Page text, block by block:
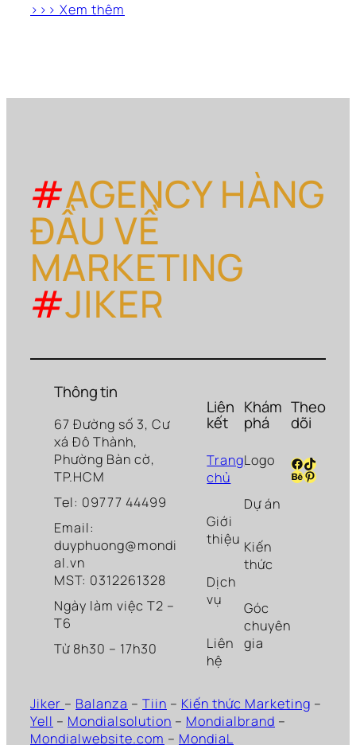
>>> Xem thêm
#AGENCY HÀNG
ĐẦU VỀ
MARKETING
#JIKER
Thông tin
67 Đường số 3, Cư
xá Đô Thành,
Phường Bàn cờ,
TP.HCM
Tel: 09777 44499
Email:
duyphuong@mondi
al.vn
MST: 0312261328
Ngày làm việc T2 –
T6
Từ 8h30 – 17h30
Liên
kết
Trang
chủ
Giới
thiệu
Dịch
vụ
Liên
hệ
Khám
phá
Logo
Dự án
Kiến
thức
Góc
chuyên
gia
Theo
dõi
Facebook
TikTok
Behance
Jiker – Balanza – Tiin – Kiến thức Marketing –
Yell – Mondialsolution – Mondialbrand –
Mondialwebsite.com – MondiaL